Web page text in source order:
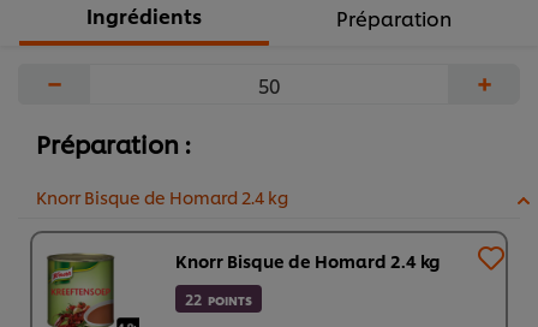
savoureuse.
Ingrédients Préparation
− +
Préparation :
Knorr Bisque de Homard 2.4 kg​
Knorr Bisque de Homard 2.4 kg​
22 POINTS